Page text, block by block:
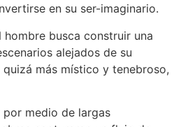
en su ser-imaginario.
busca construir una
alejados de su
más místico y tenebroso,
medio de largas